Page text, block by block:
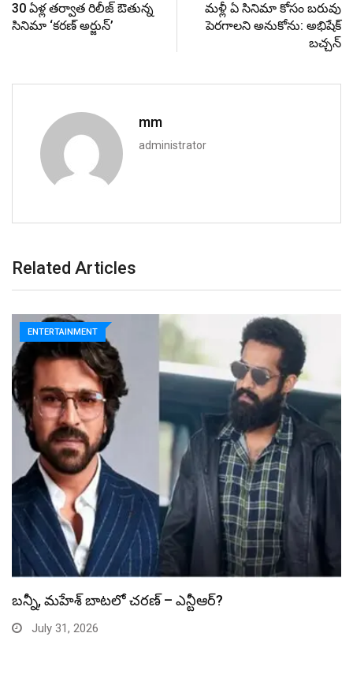
30 ఏళ్ల త‌ర్వాత రిలీజ్ ఔతున్న
సినిమా ‘క‌ర‌ణ్ అర్జున్’
మళ్లీ ఏ సినిమా కోసం బరువు
పెరగాలని అనుకోను: అభిషేక్
బచ్చన్
mm
administrator
Related Articles
ENTERTAINMENT
స్పైడర్ మ్యాన్ బాక్సాఫీస్ రికార్డు బద్దలు
July 31, 2026